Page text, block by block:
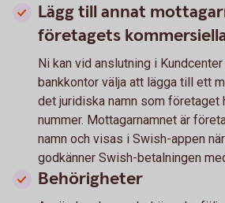
Lägg till annat
företagets
Ni kan vid anslutning i
bankkontor välja att lägga till ett
det juridiska namn som företaget
nummer. Mottagarnamnet är
namn och visas i Swish-appen
godkänner Swish-betalningen
Behörigheter